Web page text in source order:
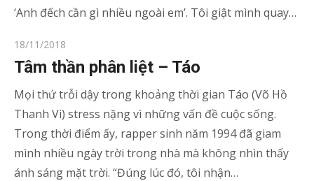
‘Anh đếch cần gì nhiều ngoài em’. Tôi giật mình quay…
Posted
on
18/11/2018
Tâm thần phân liệt – Táo
Mọi thứ trỗi dậy trong khoảng thời gian Táo (Võ Hồ
Thanh Vi) stress nặng vì những vấn đề cuộc sống.
Trong thời điểm ấy, rapper sinh năm 1994 đã giam
mình nhiều ngày trời trong nhà mà không nhìn thấy
ánh sáng mặt trời. “Đúng lúc đó, tôi nhận…